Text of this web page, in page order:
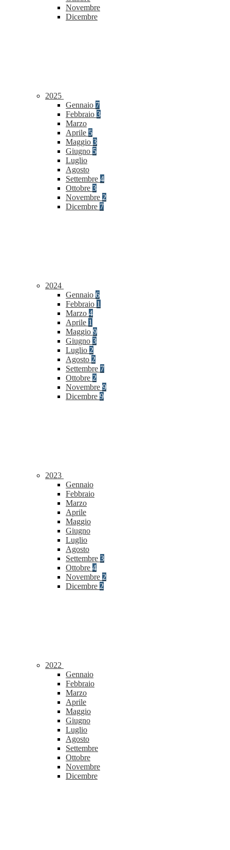
Novembre
Dicembre
2025
Gennaio 7
Febbraio 3
Marzo
Aprile 5
Maggio 3
Giugno 5
Luglio
Agosto
Settembre 4
Ottobre 3
Novembre 2
Dicembre 7
2024
Gennaio 6
Febbraio 1
Marzo 4
Aprile 1
Maggio 9
Giugno 3
Luglio 2
Agosto 2
Settembre 7
Ottobre 2
Novembre 9
Dicembre 9
2023
Gennaio
Febbraio
Marzo
Aprile
Maggio
Giugno
Luglio
Agosto
Settembre 3
Ottobre 4
Novembre 2
Dicembre 2
2022
Gennaio
Febbraio
Marzo
Aprile
Maggio
Giugno
Luglio
Agosto
Settembre
Ottobre
Novembre
Dicembre